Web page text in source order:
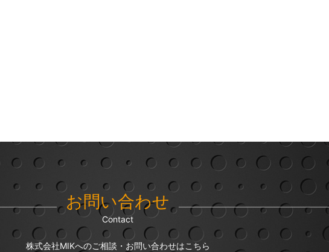
お問い合わせ
Contact
株式会社MIKへのご相談・お問い合わせはこちら